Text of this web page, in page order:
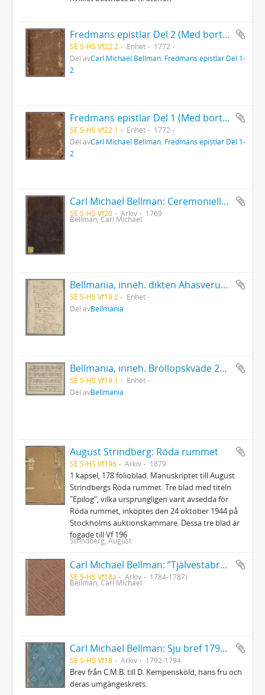
Fredmans epistlar Del 2 (Med bortriven dedikation)
SE S-HS Vf22:2 Enhet
1772
Del avCarl Michael Bellman: Fredmans epistlar Del 1-
2
Fredmans epistlar Del 1 (Med bortriven dedikation)
SE S-HS Vf22:1 Enhet
1772
Del avCarl Michael Bellman: Fredmans epistlar Del 1-
2
Carl Michael Bellman: Ceremonielle vid Parentation i Riddar-Capittlet af de Två Förgyllta Svinen, hållen öfver Bränvinsbrännaren och Ridd. Lundholm d.15 Okt.1769 af Ordensparentatorn... Janke Jensen
SE S-HS Vf20 Arkiv 1769
Bellman, Carl Michael
Bellmania, inneh. dikten Ahasverus och Drottning Ester 28/3 1768
SE S-HS Vf19:2
Enhet
Del avBellmania
Bellmania, inneh. Bröllopskväde 20/6 1793 med vignett af Sergel och musik af Uttini, m.m.
SE S-HS Vf19:1
Enhet
Del avBellmania
August Strindberg: Röda rummet
SE S-HS Vf196 Arkiv 1879
1 kapsel, 178 folioblad. Manuskriptet till August
Strindbergs Röda rummet. Tre blad med titeln
"Epilog", vilka ursprungligen varit avsedda för
Röda rummet, inköptes den 24 oktober 1944 på
Stockholms auktionskammare. Dessa tre blad är
fogade till Vf 196
Strindberg, August
Carl Michael Bellman: ”Tjälvestabreven”. 18 versbrev (1784-1787) från Bellman till Daniel och Gustaviana Kempensköld på Tjälvesta. Illustrationer av Pehr Hilleström, J.T. Sergel och J.G. Bruselle
SE S-HS Vf18a Arkiv 1784-1787)
Bellman, Carl Michael
Carl Michael Bellman: Sju bref 1792, 93, 94 egenhändigt skrifna af B- och försedda med förlagda teckningar + bilagor
SE S-HS Vf18 Arkiv 1792-1794
Brev från C.M.B. till D. Kempensköld, hans fru och
deras umgängeskrets.